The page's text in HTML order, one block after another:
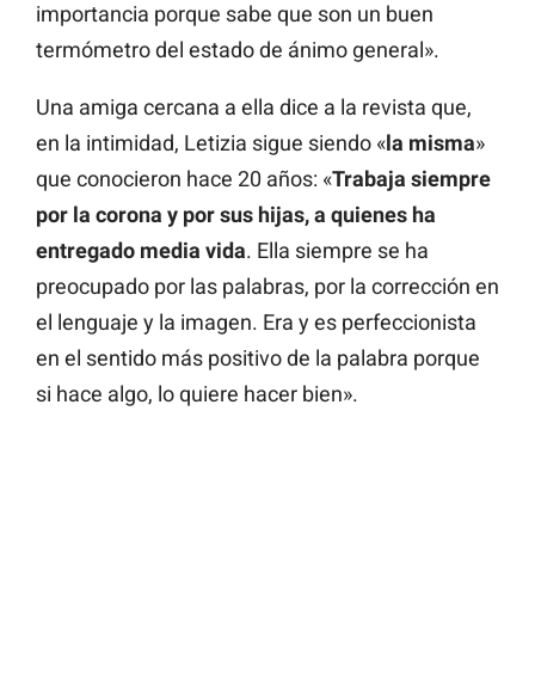
importancia porque sabe que son un buen
termómetro del estado de ánimo general».
Una amiga cercana a ella dice a la revista que,
en la intimidad, Letizia sigue siendo «la misma»
que conocieron hace 20 años: «Trabaja siempre
por la corona y por sus hijas, a quienes ha
entregado media vida. Ella siempre se ha
preocupado por las palabras, por la corrección en
el lenguaje y la imagen. Era y es perfeccionista
en el sentido más positivo de la palabra porque
si hace algo, lo quiere hacer bien».